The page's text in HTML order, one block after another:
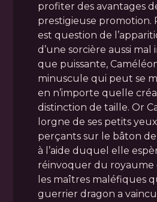
profiter des avantages
prestigieuse promotion.
est question de
d’une sorcière aussi
que puissante,
minuscule qui peut se
en n’importe quelle
distinction de taille. Or
lorgne de ses petits
perçants sur le bâton de
à l’aide duquel elle
réinvoquer du royaume
les maîtres maléfiques
guerrier dragon a